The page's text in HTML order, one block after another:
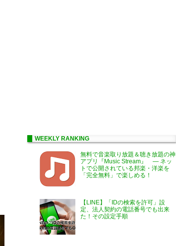
WEEKLY RANKING
無料で音楽取り放題＆聴き放題の神
アプリ『Music Stream』 ― ネッ
トで公開されている邦楽・洋楽を
「完全無料」で楽しめる！
【LINE】「IDの検索を許可」設
定、法人契約の電話番号でも出来
た！その設定手順